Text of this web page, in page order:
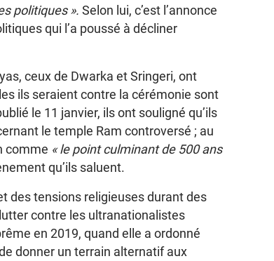
politiques ». Selon lui, c’est l’annonce
qui l’a poussé à décliner
ceux de Dwarka et Sringeri, ont
ils seraient contre la cérémonie sont
le 11 janvier, ils ont souligné qu’ils
le temple Ram controversé ; au
comme « le point culminant de 500 ans
qu’ils saluent.
des tensions religieuses durant des
contre les ultranationalistes
en 2019, quand elle a ordonné
donner un terrain alternatif aux